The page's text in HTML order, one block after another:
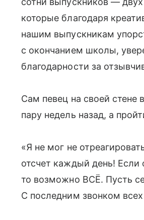
которые благодаря
нашим выпускникам
с окончанием школы,
благодарности за
Сам певец на своей стене
пару недель назад, а
«Я не мог не
отсчет каждый день! Если
то возможно ВСЁ. Пусть
С последним звонком